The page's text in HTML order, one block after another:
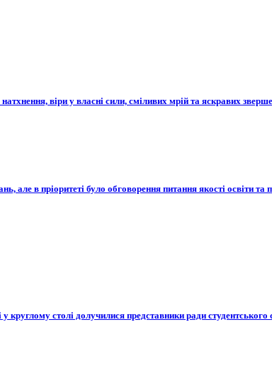
віри у власні сили, сміливих мрій та яскравих
але в пріоритеті було обговорення питання якості освіти
круглому столі долучилися представники ради